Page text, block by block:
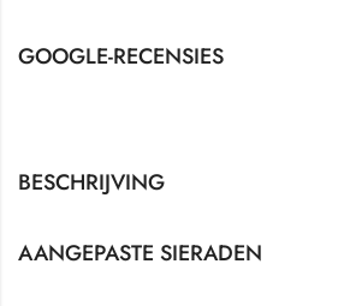
GOOGLE-RECENSIES
BESCHRIJVING
AANGEPASTE SIERADEN